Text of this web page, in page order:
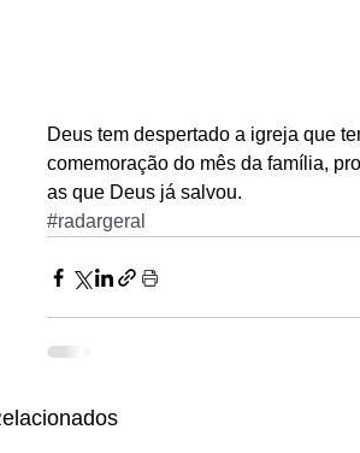
Deus tem despertado a igreja que
comemoração do mês da família,
as que Deus já salvou.
#radargeral